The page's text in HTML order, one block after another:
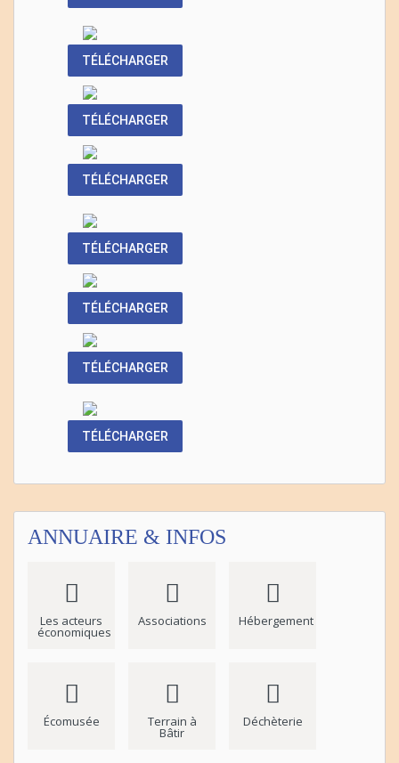
TÉLÉCHARGER
TÉLÉCHARGER
TÉLÉCHARGER
TÉLÉCHARGER
TÉLÉCHARGER
TÉLÉCHARGER
TÉLÉCHARGER
ANNUAIRE & INFOS
Les acteurs
économiques
Associations Hébergement
Écomusée Terrain à
Bâtir
Déchèterie